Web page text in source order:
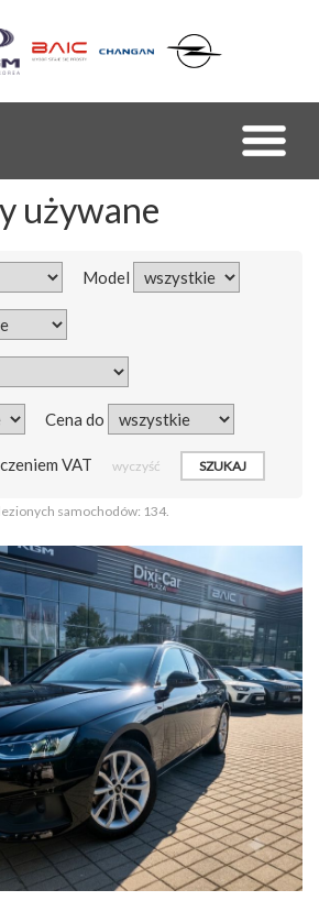
używane
Model
Cena do
VAT wyczyść
samochodów: 134.